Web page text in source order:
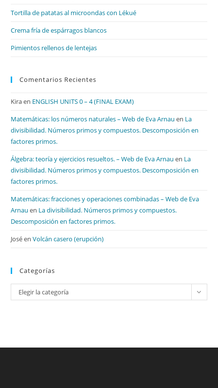
Tortilla de patatas al microondas con Lékué
Crema fría de espárragos blancos
Pimientos rellenos de lentejas
Comentarios Recientes
Kiraen ENGLISH UNITS 0 – 4 (FINAL EXAM)
Matemáticas: los números naturales – Web de Eva Arnau en La
divisibilidad. Números primos y compuestos. Descomposición en
factores primos.
Álgebra: teoría y ejercicios resueltos. – Web de Eva Arnau en La
divisibilidad. Números primos y compuestos. Descomposición en
factores primos.
Matemáticas: fracciones y operaciones combinadas – Web de Eva
Arnau en La divisibilidad. Números primos y compuestos.
Descomposición en factores primos.
JoséenVolcán casero (erupción)
Categorías
Categorías
Elegir la categoría